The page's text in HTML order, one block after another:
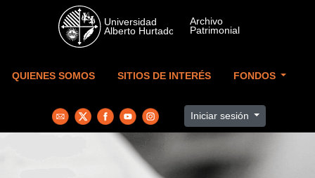
Skip to main content
QUIENES SOMOS SITIOS DE INTERÉS FONDOS
Iniciar sesión